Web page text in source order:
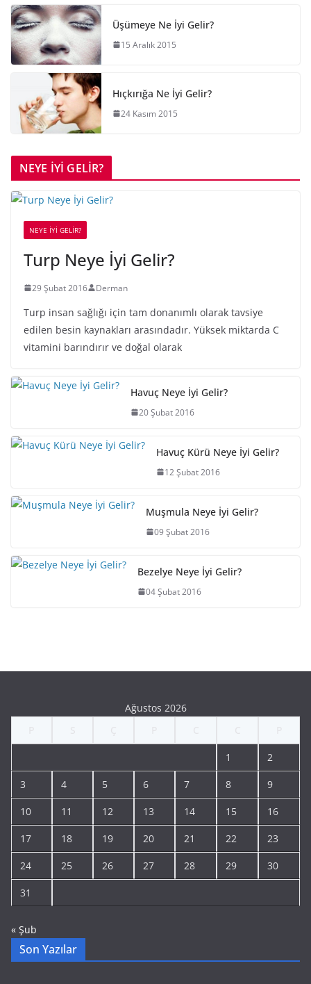
Üşümeye Ne İyi Gelir?
15 Aralık 2015
Hıçkırığa Ne İyi Gelir?
24 Kasım 2015
NEYE İYİ GELİR?
NEYE İYİ GELİR?
Turp Neye İyi Gelir?
29 Şubat 2016 Derman
Turp insan sağlığı için tam donanımlı olarak tavsiye
edilen besin kaynakları arasındadır. Yüksek miktarda C
vitamini barındırır ve doğal olarak
Havuç Neye İyi Gelir?
20 Şubat 2016
Havuç Kürü Neye İyi Gelir?
12 Şubat 2016
Muşmula Neye İyi Gelir?
09 Şubat 2016
Bezelye Neye İyi Gelir?
04 Şubat 2016
Ağustos 2026
1 2
3 4 5 6 7 8 9
10 11 12 13 14 15 16
17 18 19 20 21 22 23
24 25 26 27 28 29 30
31
« Şub
Son Yazılar